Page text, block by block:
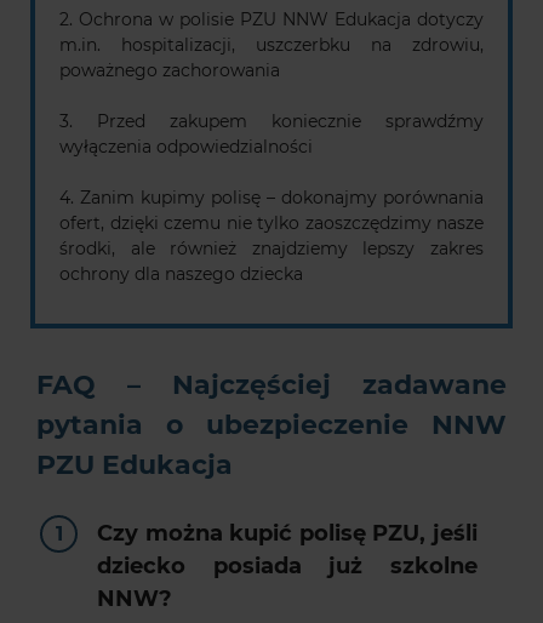
2. Ochrona w polisie PZU NNW Edukacja dotyczy
m.in. hospitalizacji, uszczerbku na zdrowiu,
poważnego zachorowania
3. Przed zakupem koniecznie sprawdźmy
wyłączenia odpowiedzialności
4. Zanim kupimy polisę – dokonajmy porównania
ofert, dzięki czemu nie tylko zaoszczędzimy nasze
środki, ale również znajdziemy lepszy zakres
ochrony dla naszego dziecka
FAQ – Najczęściej zadawane
pytania o ubezpieczenie NNW
PZU Edukacja
Czy można kupić polisę PZU, jeśli
dziecko posiada już szkolne
NNW?